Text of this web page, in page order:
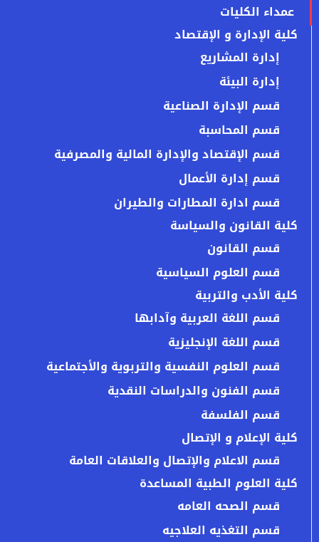
عمداء الكليات
كلية الإدارة و الإقتصاد
إدارة المشاريع
إدارة البيئة
قسم الإدارة الصناعية
قسم المحاسبة
قسم الإقتصاد والإدارة المالية والمصرفية
قسم إدارة الأعمال
قسم ادارة المطارات والطيران
كلية القانون والسياسة
قسم القانون
قسم العلوم السياسية
كلية الأدب والتربية
قسم اللغة العربية وآدابها
قسم اللغة الإنجليزية
قسم العلوم النفسية والتربوية والأجتماعية
قسم الفنون والدراسات النقدية
قسم الفلسفة
كلية الإعلام و الإتصال
قسم الاعلام والإتصال والعلاقات العامة
كلية العلوم الطبية المساعدة
قسم الصحه العامه
قسم التغذيه العلاجيه